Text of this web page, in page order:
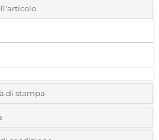
di stampa
e il colore del vostro logo: